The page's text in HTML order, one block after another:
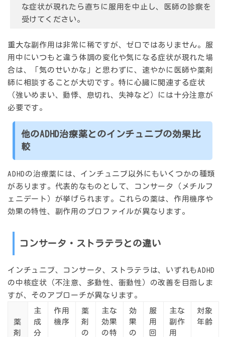
な症状が現れたら直ちに服用を中止し、医師の診察を
受けてください。
重大な副作用は非常に稀ですが、ゼロではありません。服
用中にいつもと違う体調の変化や気になる症状が現れた場
合は、「気のせいかな」と思わずに、速やかに医師や薬剤
師に相談することが大切です。特に心臓に関連する症状
（強いめまい、動悸、息切れ、失神など）には十分注意が
必要です。
他のADHD治療薬とのインチュニブの効果比
較
ADHDの治療薬には、インチュニブ以外にもいくつかの種類
があります。代表的なものとして、コンサータ（メチルフ
ェニデート）が挙げられます。これらの薬は、作用機序や
効果の特性、副作用のプロファイルが異なります。
コンサータ・ストラテラとの違い
インチュニブ、コンサータ、ストラテラは、いずれもADHD
の中核症状（不注意、多動性、衝動性）の改善を目指しま
すが、そのアプローチが異なります。
薬
剤
主
成
分
作用
機序
薬
剤
の
主な
効果
の特
効
果
の
服
用
回
主な
副作
用
対象
年齢